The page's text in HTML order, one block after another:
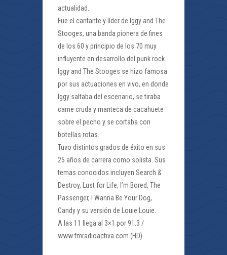
actualidad.
Fue el cantante y líder de Iggy and The
Stooges, una banda pionera de fines
de los 60 y principio de los 70 muy
influyente en desarrollo del punk rock.
Iggy and The Stooges se hizo famosa
por sus actuaciones en vivo, en donde
Iggy saltaba del escenario, se tiraba
carne cruda y manteca de cacahuete
sobre el pecho y se cortaba con
botellas rotas.
Tuvo distintos grados de éxito en sus
25 años de carrera como solista. Sus
temas conocidos incluyen Search &
Destroy, Lust for Life, I’m Bored, The
Passenger, I Wanna Be Your Dog,
Candy y su versión de Louie Louie.
A las 11 llega al 3×1 por 91.3 /
www.fmradioactiva.com (HD)